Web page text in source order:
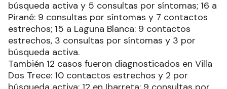
búsqueda activa y 5 consultas por síntomas; 16 a
Pirané: 9 consultas por síntomas y 7 contactos
estrechos; 15 a Laguna Blanca: 9 contactos
estrechos, 3 consultas por síntomas y 3 por
búsqueda activa.
También 12 casos fueron diagnosticados en Villa
Dos Trece: 10 contactos estrechos y 2 por